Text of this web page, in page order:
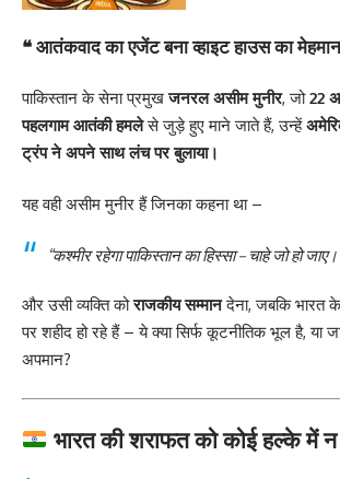
❝ आतंकवाद का एजेंट बना व्हाइट हाउस का
पाकिस्तान के सेना प्रमुखजनरल असीम मुनीर, जो22
पहलगाम आतंकी हमलेसे जुड़े हुए माने जाते हैं, उन्हें
ट्रंप ने अपने साथ लंच पर बुलाया।
यह वही असीम मुनीर हैं जिनका कहना था –
“कश्मीर रहेगा पाकिस्तान का हिस्सा – चाहे जो हो
और उसी व्यक्ति कोराजकीय सम्मानदेना, जबकि भारत
पर शहीद हो रहे हैं – ये क्या सिर्फ कूटनीतिक भूल है, या
अपमान?
भारत की शराफत को कोई हल्के में